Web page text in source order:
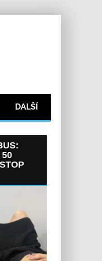
DALŠÍ
50